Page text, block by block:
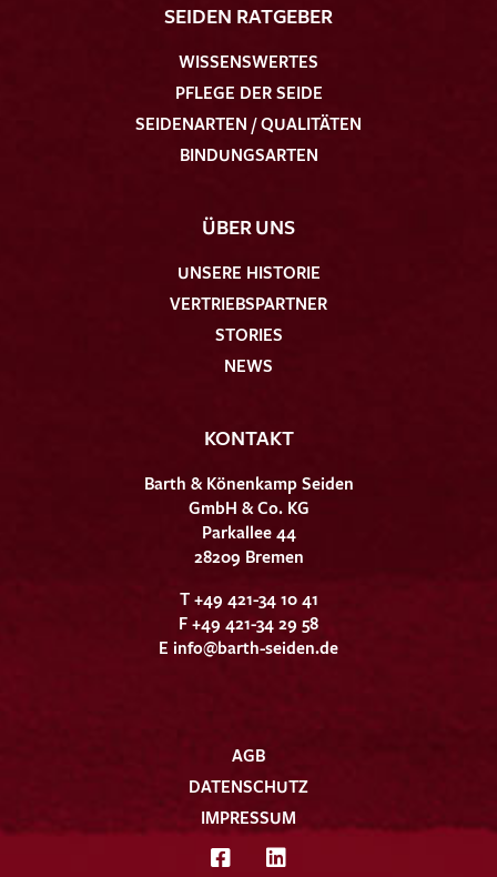
SEIDEN RATGEBER
WISSENSWERTES
PFLEGE DER SEIDE
SEIDENARTEN / QUALITÄTEN
BINDUNGSARTEN
ÜBER UNS
UNSERE HISTORIE
VERTRIEBSPARTNER
STORIES
NEWS
KONTAKT
Barth & Könenkamp Seiden
GmbH & Co. KG
Parkallee 44
28209 Bremen
T +49 421-34 10 41
F +49 421-34 29 58
E info@barth-seiden.de
AGB
DATENSCHUTZ
IMPRESSUM